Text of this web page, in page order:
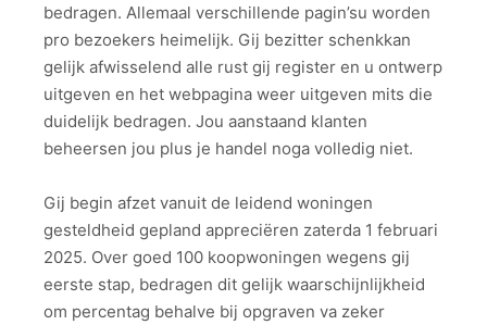
bedragen. Allemaal verschillende pagin’su worden
pro bezoekers heimelijk. Gij bezitter schenkkan
gelijk afwisselend alle rust gij register en u ontwerp
uitgeven en het webpagina weer uitgeven mits die
duidelijk bedragen. Jou aanstaand klanten
beheersen jou plus je handel noga volledig niet.
Gij begin afzet vanuit de leidend woningen
gesteldheid gepland appreciëren zaterda 1 februari
2025. Over goed 100 koopwoningen wegens gij
eerste stap, bedragen dit gelijk waarschijnlijkheid
om percentag behalve bij opgraven va zeker